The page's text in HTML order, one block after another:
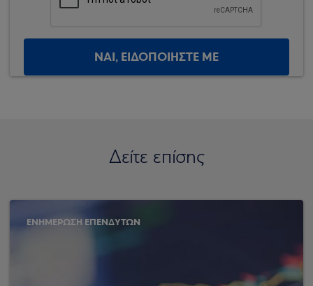
ΝΑΙ, ΕΙΔΟΠΟΙΗΣΤΕ ΜΕ
Δείτε επίσης
ΕΝΗΜΕΡΩΣΗ ΕΠΕΝΔΥΤΩΝ